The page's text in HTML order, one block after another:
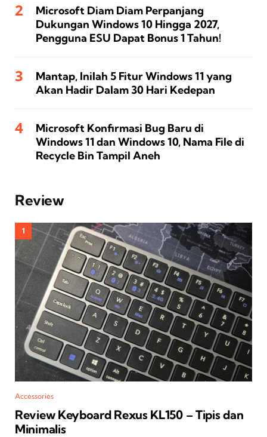
Microsoft Diam Diam Perpanjang
Dukungan Windows 10 Hingga 2027,
Pengguna ESU Dapat Bonus 1 Tahun!
Mantap, Inilah 5 Fitur Windows 11 yang
Akan Hadir Dalam 30 Hari Kedepan
Microsoft Konfirmasi Bug Baru di
Windows 11 dan Windows 10, Nama File di
Recycle Bin Tampil Aneh
Review
Accessories
Review Keyboard Rexus KL150 – Tipis dan
Minimalis